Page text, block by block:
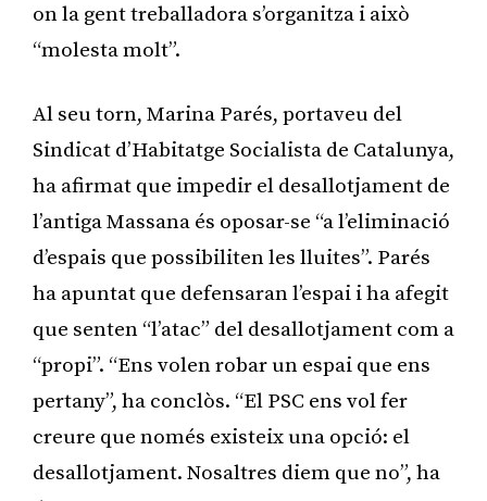
on la gent treballadora s’organitza i això
“molesta molt”.
Al seu torn, Marina Parés, portaveu del
Sindicat d’Habitatge Socialista de Catalunya,
ha afirmat que impedir el desallotjament de
l’antiga Massana és oposar-se “a l’eliminació
d’espais que possibiliten les lluites”. Parés
ha apuntat que defensaran l’espai i ha afegit
que senten “l’atac” del desallotjament com a
“propi”. “Ens volen robar un espai que ens
pertany”, ha conclòs. “El PSC ens vol fer
creure que només existeix una opció: el
desallotjament. Nosaltres diem que no”, ha